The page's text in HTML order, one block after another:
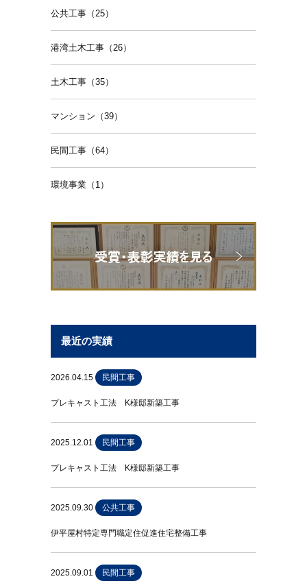
公共工事（25）
港湾土木工事（26）
土木工事（35）
マンション（39）
民間工事（64）
環境事業（1）
最近の実績
2026.04.15 民間工事
プレキャスト工法 K様邸新築工事
2025.12.01 民間工事
プレキャスト工法 K様邸新築工事
2025.09.30 公共工事
伊平屋村特定専門職定住促進住宅整備工事
2025.09.01 民間工事